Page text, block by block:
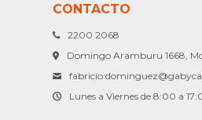
CONTACTO
2200 2068
Domingo Aramburu 1668,
Lunes a Viernes de 8:00 a